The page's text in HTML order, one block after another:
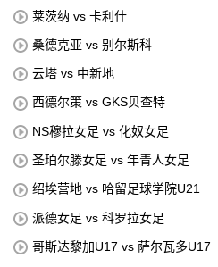
莱茨纳 vs 卡利什
桑德克亚 vs 别尔斯科
云塔 vs 中新地
西德尔策 vs GKS贝查特
NS穆拉女足 vs 化奴女足
圣珀尔滕女足 vs 年青人女足
绍埃营地 vs 哈留足球学院U21
派德女足 vs 科罗拉女足
哥斯达黎加U17 vs 萨尔瓦多U17